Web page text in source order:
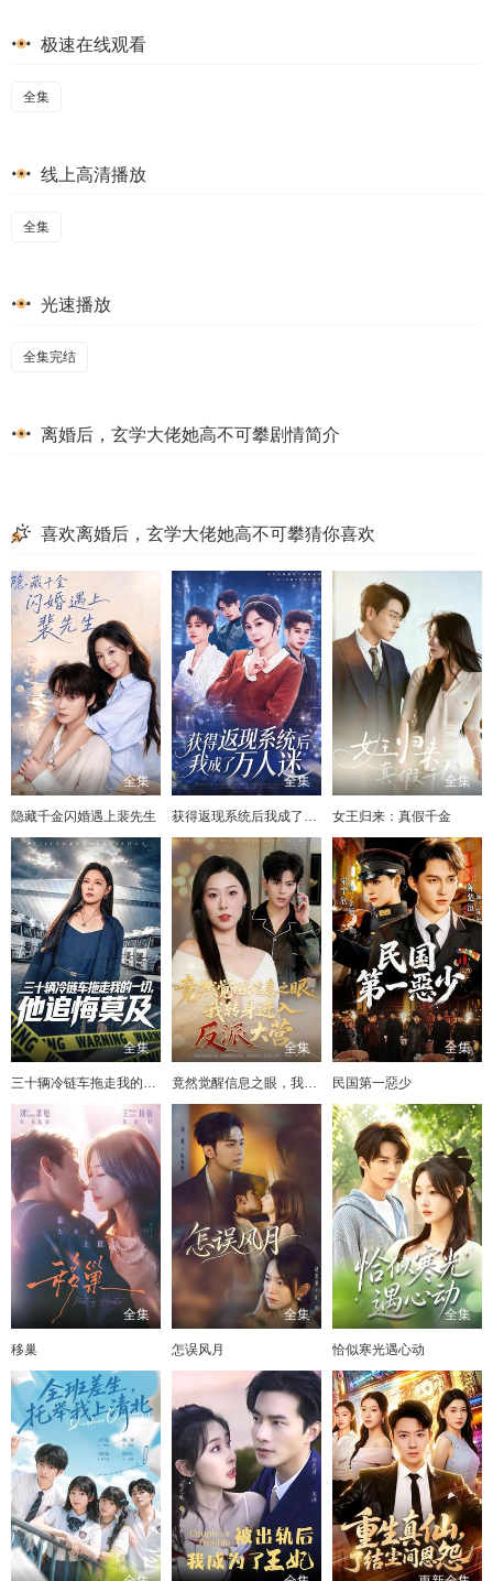
极速在线观看
全集
线上高清播放
全集
光速播放
全集完结
离婚后，玄学大佬她高不可攀剧情简介
喜欢离婚后，玄学大佬她高不可攀猜你喜欢
全集
隐藏千金闪婚遇上裴先生
全集
获得返现系统后我成了万人迷
全集
女王归来：真假千金
全集
三十辆冷链车拖走我的一切，他追悔莫及
全集
竟然觉醒信息之眼，我转身进入反派大营
全集
民国第一惡少
全集
移巢
全集
怎误风月
全集
恰似寒光遇心动